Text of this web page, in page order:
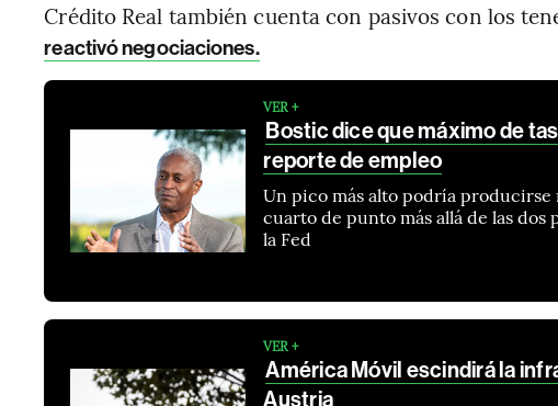
Crédito Real también cuenta con pasivos con los
reactivó negociaciones.
VER +
Bostic dice que máximo de
reporte de empleo
Un pico más alto podría
cuarto de punto más allá de las
la Fed
VER +
América Móvil escindirá la
Austria